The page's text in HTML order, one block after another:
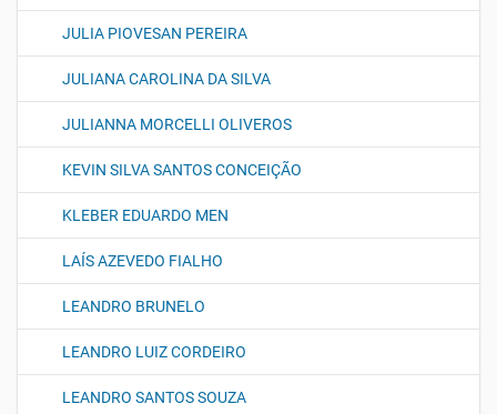
JULIA PIOVESAN PEREIRA
JULIANA CAROLINA DA SILVA
JULIANNA MORCELLI OLIVEROS
KEVIN SILVA SANTOS CONCEIÇÃO
KLEBER EDUARDO MEN
LAÍS AZEVEDO FIALHO
LEANDRO BRUNELO
LEANDRO LUIZ CORDEIRO
LEANDRO SANTOS SOUZA